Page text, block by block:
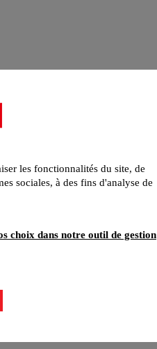
les fonctionnalités du site, de
sociales, à des fins d'analyse de
choix dans notre outil de gestion